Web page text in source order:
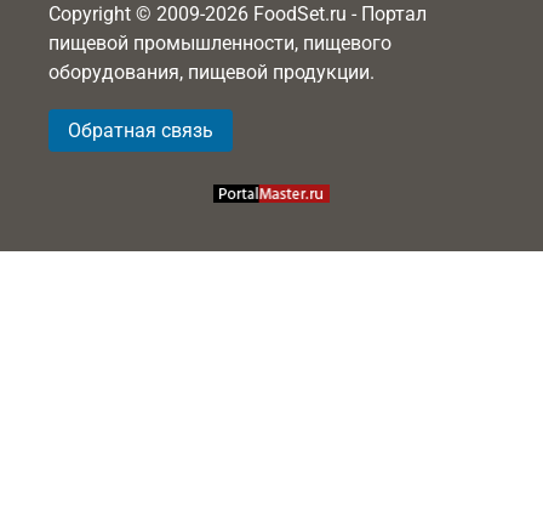
Copyright © 2009-2026 FoodSet.ru - Портал
пищевой промышленности, пищевого
оборудования, пищевой продукции.
Обратная связь